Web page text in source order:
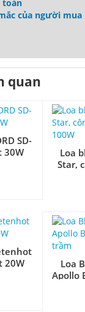
toán
của người mua
quan
SD-
30W
Loa
Star,
20W
Loa
Apollo